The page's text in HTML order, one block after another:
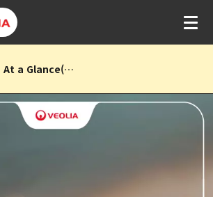
Veolia At a Glance(영문)